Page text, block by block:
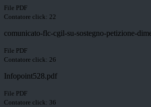
File PDF
Contatore click: 22
comunicato-flc-cgil-su-sostegno-petizione-
File PDF
Contatore click: 26
Infopoint528.pdf
File PDF
Contatore click: 36